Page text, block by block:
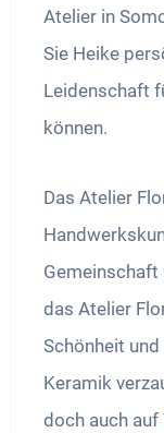
Atelier in
Sie Heike
Leidenschaft
können.
Das Atelier
Gemeinschaft
das Atelier
Schönheit
Keramik
doch auch auf